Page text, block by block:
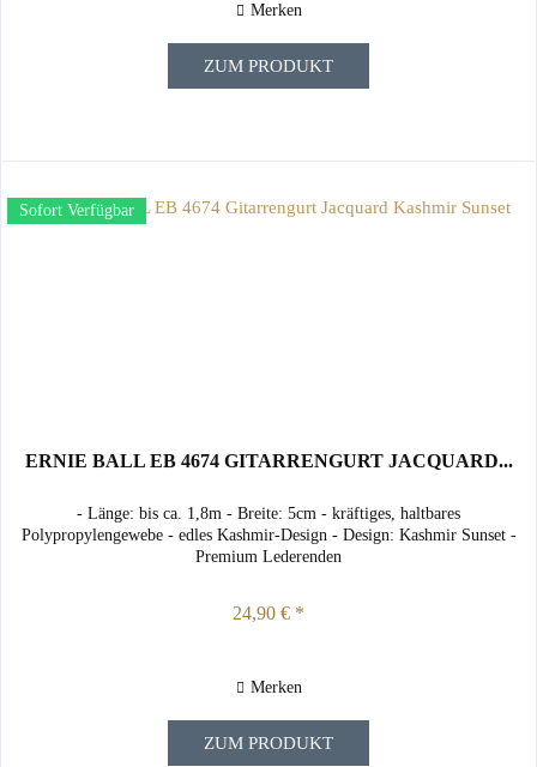
Merken
ZUM PRODUKT
Sofort Verfügbar
ERNIE BALL EB 4674 GITARRENGURT JACQUARD...
- Länge: bis ca. 1,8m - Breite: 5cm - kräftiges, haltbares
Polypropylengewebe - edles Kashmir-Design - Design: Kashmir Sunset -
Premium Lederenden
24,90 € *
Merken
ZUM PRODUKT